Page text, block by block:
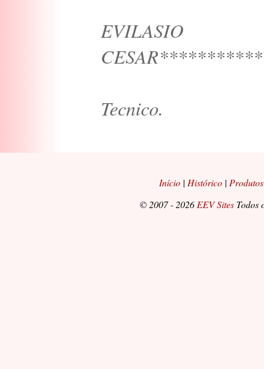
EVILASIO
Tecnico.
Início | Histórico | Produtos
© 2007 - 2026EEV Sites Todos